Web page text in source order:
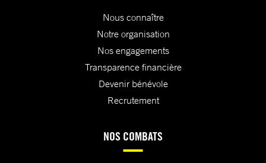
Nous connaître
Notre organisation
Nos engagements
Transparence financière
Devenir bénévole
Recrutement
NOS COMBATS